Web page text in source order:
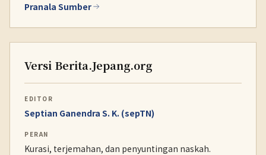
Pranala Sumber
Versi Berita.Jepang.org
EDITOR
Septian Ganendra S. K. (sepTN)
PERAN
Kurasi, terjemahan, dan penyuntingan naskah.